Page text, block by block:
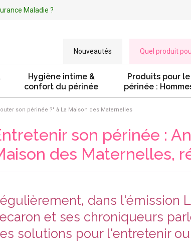
Maladie ?
Nouveautés Quel produit
Hygiène intime &
confort du périnée
Produits pour le
périnée :
son périnée ?" à La Maison des Maternelles
son périnée :
des Maternelles,
dans l'émission
et ses chroniqueurs
solutions pour l'entretenir